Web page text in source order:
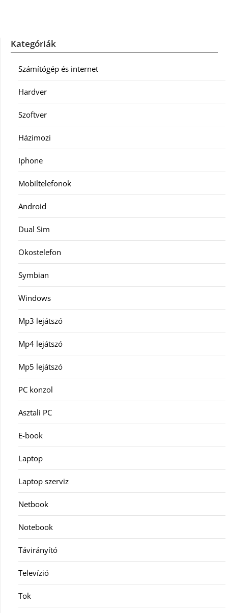
Kategóriák
Számítógép és internet
Hardver
Szoftver
Házimozi
Iphone
Mobiltelefonok
Android
Dual Sim
Okostelefon
Symbian
Windows
Mp3 lejátszó
Mp4 lejátszó
Mp5 lejátszó
PC konzol
Asztali PC
E-book
Laptop
Laptop szerviz
Netbook
Notebook
Távirányító
Televízió
Tok